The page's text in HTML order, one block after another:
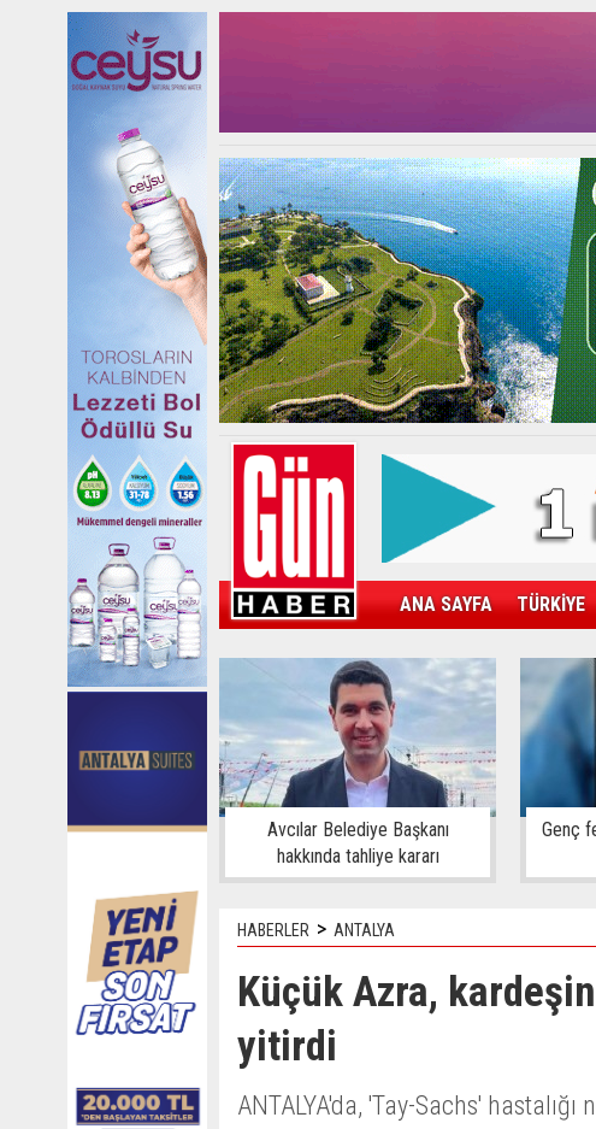
ANA SAYFA TÜRKİYE
KAMPÜS SPOR GÜN'ÜN ÜRÜNÜ
Avcılar Belediye Başkanı
hakkında tahliye kararı
Genç
HABERLER > ANTALYA
Küçük Azra,
yitirdi
ANTALYA'da, 'Tay-Sachs'